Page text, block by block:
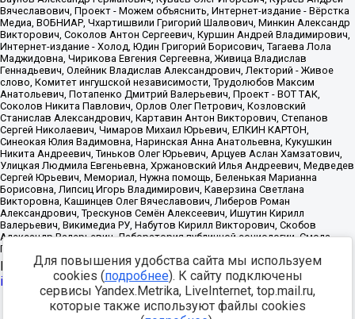
Источник:https://minjust.gov.ru/uploaded/files/reestr-
inostrannyih-agentov-22-03-2024.pdfданные на22.03.2024
Разработка -
Для повышения удобства сайта мы используем
cookies (подробнее). К сайту подключены
сервисы Yandex.Metrika, LiveInternet, top.mail.ru,
которые также используют файлы cookies